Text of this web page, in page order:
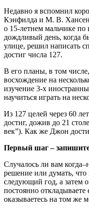
Недавно я вспомнил
Кэнфилда и М. В.
о 15-летнем мальчике
дождливый день, когда
улице, решил написать
достиг числа 127.
В его планы, в том
восхождение на
изучение 3-х
научиться играть на
Из 127 целей через 60
достиг, дожив до 21
век”). Как же Джон
Первый шаг –
Случалось ли вам
решение или думать,
следующий год, а затем
постоянно откладываете
оказываетесь на том же